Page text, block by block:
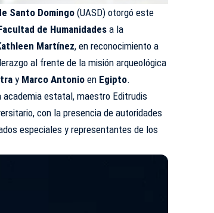
Santo Domingo(UASD) otorgó este
de Humanidades a la
Martínez, en reconocimiento a
al frente de la misión arqueológica
y Marco Antonio en Egipto.
estatal, maestro Editrudis
con la presencia de autoridades
especiales y representantes de los